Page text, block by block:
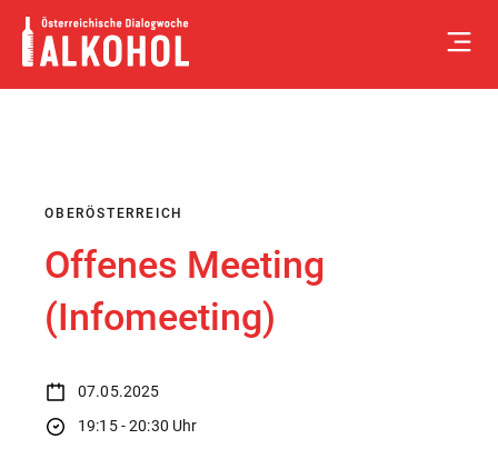
Skip
content
OBERÖSTERREICH
Offenes Meeting
(Infomeeting)
07.05.2025
19:15 - 20:30 Uhr